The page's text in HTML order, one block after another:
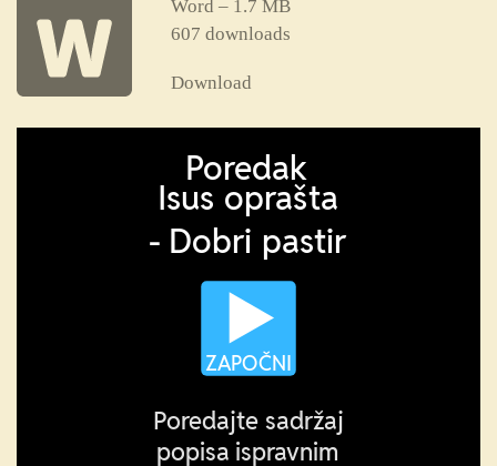
Word – 1.7 MB
607 downloads
Download